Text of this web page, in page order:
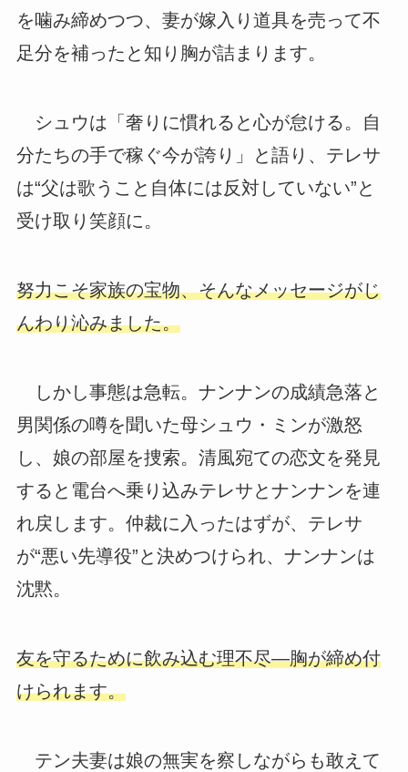
を噛み締めつつ、妻が嫁入り道具を売って不
足分を補ったと知り胸が詰まります。
シュウは「奢りに慣れると心が怠ける。自
分たちの手で稼ぐ今が誇り」と語り、テレサ
は“父は歌うこと自体には反対していない”と
受け取り笑顔に。
努力こそ家族の宝物、そんなメッセージがじ
んわり沁みました。
しかし事態は急転。ナンナンの成績急落と
男関係の噂を聞いた母シュウ・ミンが激怒
し、娘の部屋を捜索。清風宛ての恋文を発見
すると電台へ乗り込みテレサとナンナンを連
れ戻します。仲裁に入ったはずが、テレサ
が“悪い先導役”と決めつけられ、ナンナンは
沈黙。
友を守るために飲み込む理不尽―胸が締め付
けられます。
テン夫妻は娘の無実を察しながらも敢えて